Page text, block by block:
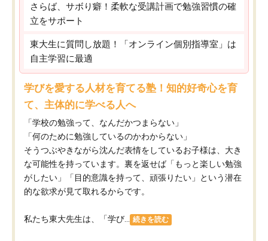
さらば、サボり癖！柔軟な受講計画で勉強習慣の確
立をサポート
東大生に質問し放題！「オンライン個別指導室」は
自主学習に最適
学びを愛する人材を育てる塾！知的好奇心を育
て、主体的に学べる人へ
「学校の勉強って、なんだかつまらない」
「何のために勉強しているのかわからない」
そうつぶやきながら沈んだ表情をしているお子様は、大き
な可能性を持っています。裏を返せば「もっと楽しい勉強
がしたい」「目的意識を持って、頑張りたい」という潜在
的な欲求が見て取れるからです。
私たち東大先生は、「学び... 続きを読む